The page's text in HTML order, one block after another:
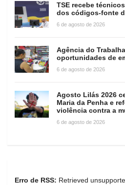
TSE recebe
dos códigos-fonte
6 de agosto de 2026
Agência do
oportunidades de
6 de agosto de 2026
Agosto Lilás 2026
Maria da Penha e
violência contra a
6 de agosto de 2026
Erro de RSS: Retrieved